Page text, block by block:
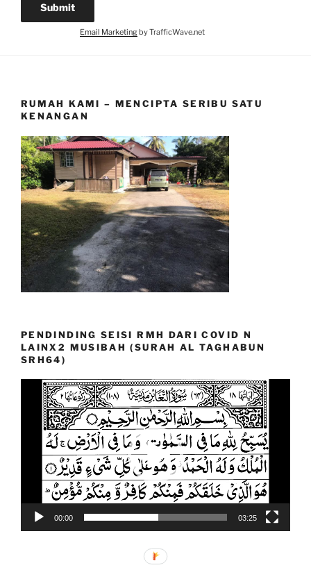
Email Marketingby TrafficWave.net
RUMAH KAMI – MENCIPTA SERIBU SATU
KENANGAN
PENDINDING SEISI RMH DARI COVID N
LAINX2 MUSIBAH (SURAH AL TAGHABUN
SRH64)
Video
Player
00:00 03:25